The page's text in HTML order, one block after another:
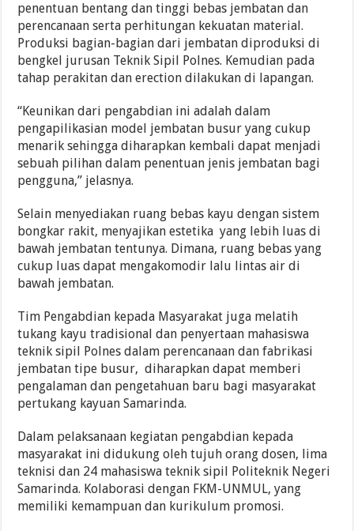
penentuan bentang dan tinggi bebas jembatan dan
perencanaan serta perhitungan kekuatan material.
Produksi bagian-bagian dari jembatan diproduksi di
bengkel jurusan Teknik Sipil Polnes. Kemudian pada
tahap perakitan dan erection dilakukan di lapangan.
“Keunikan dari pengabdian ini adalah dalam
pengapilikasian model jembatan busur yang cukup
menarik sehingga diharapkan kembali dapat menjadi
sebuah pilihan dalam penentuan jenis jembatan bagi
pengguna,” jelasnya.
Selain menyediakan ruang bebas kayu dengan sistem
bongkar rakit, menyajikan estetika yang lebih luas di
bawah jembatan tentunya. Dimana, ruang bebas yang
cukup luas dapat mengakomodir lalu lintas air di
bawah jembatan.
Tim Pengabdian kepada Masyarakat juga melatih
tukang kayu tradisional dan penyertaan mahasiswa
teknik sipil Polnes dalam perencanaan dan fabrikasi
jembatan tipe busur, diharapkan dapat memberi
pengalaman dan pengetahuan baru bagi masyarakat
pertukang kayuan Samarinda.
Dalam pelaksanaan kegiatan pengabdian kepada
masyarakat ini didukung oleh tujuh orang dosen, lima
teknisi dan 24 mahasiswa teknik sipil Politeknik Negeri
Samarinda. Kolaborasi dengan FKM-UNMUL, yang
memiliki kemampuan dan kurikulum promosi.